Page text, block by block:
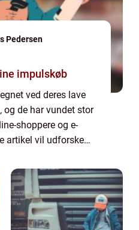
Pedersen
impulskøb
ved deres lave
de har vundet stor
shoppere og e-
artikel vil udforske
vide om dette...